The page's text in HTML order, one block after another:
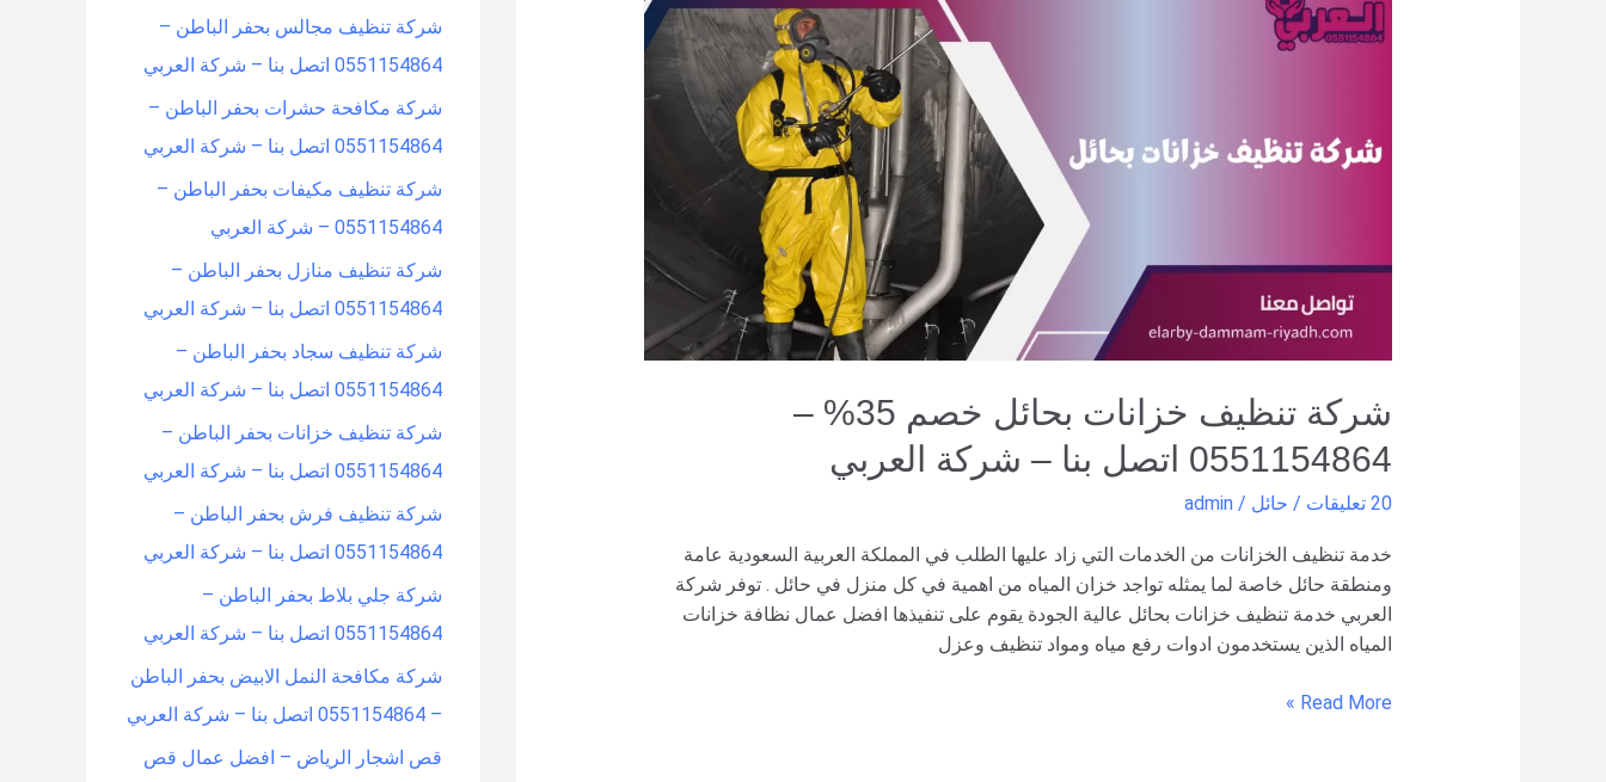
شركة تنظيف خزانات بحائل خصم 35% –
0551154864 اتصل بنا – شركة العربي
20 تعليقات / حائل /
admin
خدمة تنظيف الخزانات من الخدمات التي زاد عليها الطلب في المملكة العربية السعودية عامة
ومنطقة حائل خاصة لما يمثله تواجد خزان المياه من اهمية في كل منزل في حائل . توفر شركة
العربي خدمة تنظيف خزانات بحائل عالية الجودة يقوم على تنفيذها افضل عمال نظافة خزانات
المياه الذين يستخدمون ادوات رفع مياه ومواد تنظيف وعزل
تنظيف
خزانات
–
شركة العربي
Read More »
شركة تنظيف مجالس بحفر الباطن –
0551154864 اتصل بنا – شركة العربي
شركة مكافحة حشرات بحفر الباطن –
0551154864 اتصل بنا – شركة العربي
شركة تنظيف مكيفات بحفر الباطن –
0551154864 – شركة العربي
شركة تنظيف منازل بحفر الباطن –
0551154864 اتصل بنا – شركة العربي
شركة تنظيف سجاد بحفر الباطن –
0551154864 اتصل بنا – شركة العربي
شركة تنظيف خزانات بحفر الباطن –
0551154864 اتصل بنا – شركة العربي
شركة تنظيف فرش بحفر الباطن –
0551154864 اتصل بنا – شركة العربي
شركة جلي بلاط بحفر الباطن –
0551154864 اتصل بنا – شركة العربي
شركة مكافحة النمل الابيض بحفر الباطن
– 0551154864 اتصل بنا – شركة العربي
قص اشجار الرياض – افضل عمال قص